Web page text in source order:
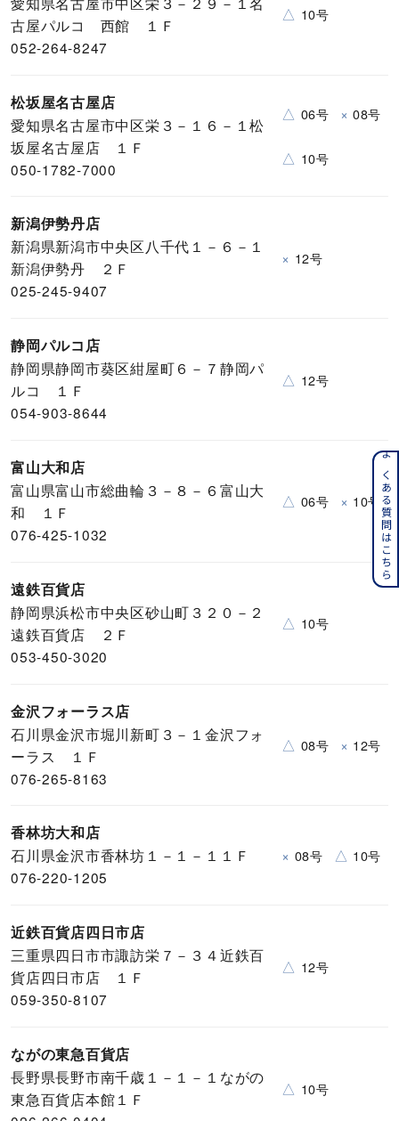
古屋パルコ 西館 １Ｆ
052-264-8247
△ 10号
松坂屋名古屋店
愛知県名古屋市中区栄３－１６－１松
坂屋名古屋店 １Ｆ
050-1782-7000
△ 06号 × 08号
△ 10号
新潟伊勢丹店
新潟県新潟市中央区八千代１－６－１
新潟伊勢丹 ２Ｆ
025-245-9407
× 12号
静岡パルコ店
静岡県静岡市葵区紺屋町６－７静岡パ
ルコ １Ｆ
054-903-8644
△ 12号
富山大和店
富山県富山市総曲輪３－８－６富山大
和 １Ｆ
076-425-1032
△ 06号 × 10号
遠鉄百貨店
静岡県浜松市中央区砂山町３２０－２
遠鉄百貨店 ２Ｆ
053-450-3020
△ 10号
金沢フォーラス店
石川県金沢市堀川新町３－１金沢フォ
ーラス １Ｆ
076-265-8163
△ 08号 × 12号
香林坊大和店
石川県金沢市香林坊１－１－１１Ｆ
076-220-1205
× 08号 △ 10号
近鉄百貨店四日市店
三重県四日市市諏訪栄７－３４近鉄百
貨店四日市店 １Ｆ
059-350-8107
△ 12号
ながの東急百貨店
長野県長野市南千歳１－１－１ながの
東急百貨店本館１Ｆ
△ 10号
よくある質問はこちら